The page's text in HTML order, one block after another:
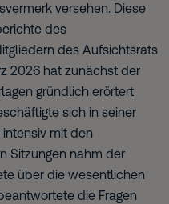
versehen. Diese
des
des Aufsichtsrats
2026 hat zunächst der
gründlich erörtert
sich in seiner
intensiv mit den
Sitzungen nahm der
über die wesentlichen
die Fragen